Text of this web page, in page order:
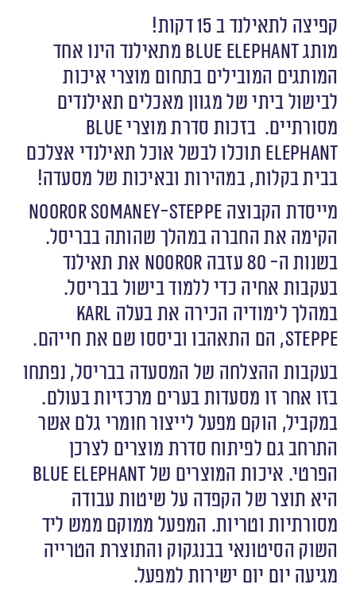
קפיצה לתאילנד ב 15 דקות!
מותג Blue Elephant מתאילנד הינו אחד
המותגים המובילים בתחום מוצרי איכות
לבישול ביתי של מגוון מאכלים תאילנדים
מסורתיים.
בזכות סדרת מוצרי Blue
Elephant תוכלו לבשל אוכל תאילנדי אצלכם
בבית בקלות, במהירות ובאיכות של מסעדה!
מייסדת הקבוצה Nooror Somaney-Steppe
הקימה את החברה במהלך שהותה בבריסל.
בשנות ה- 80 עזבה Nooror את תאילנד
בעקבות אחיה כדי ללמוד בישול בבריסל.
במהלך לימודיה הכירה את בעלה Karl
Steppe, הם התאהבו וביססו שם את חייהם.
בעקבות ההצלחה של המסעדה בבריסל, נפתחו
בזו אחר זו מסעדות בערים מרכזיות בעולם.
במקביל, הוקם מפעל לייצור חומרי גלם אשר
התרחב גם לפיתוח סדרת מוצרים לצרכן
הפרטי. איכות המוצרים של Blue Elephant
היא תוצר של הקפדה על שיטות עבודה
מסורתיות וטריות. המפעל ממוקם ממש ליד
השוק הסיטונאי בבנגקוק והתוצרת הטרייה
מגיעה יום יום ישירות למפעל.